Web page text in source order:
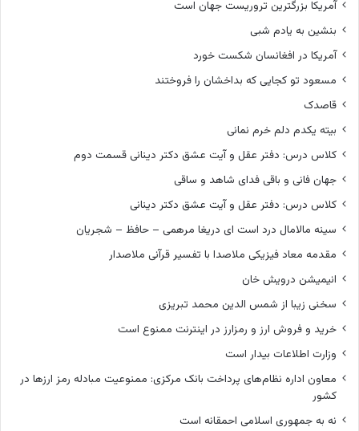
آمریکا بزرگترین تروریست جهان است
بنشین به یادم شبی
آمریکا در افغانسان شکست خورد
مسعود تو کجایی که بداخشان را فروختند
قاصدک
بیته یکدم دلم خرم نمانی
کلاس درس: دفتر عقل و آیت عشق دکتر دینانی قسمت دوم
جهان فانی و باقی فدای شاهد و ساقی
کلاس درس: دفتر عقل و آیت عشق دکتر دینانی
سینه مالامال درد است ای دریغا مرهمی – حافظ – شجریان
مقدمه معاد فیزیکی ملاصدا با تفسیر قرآنی ملاصدار
انیمیشن درویش خان
سخنی زیبا از شمس الدین محمد تبریزی
خرید و فروش ارز و رمزارز در اینترنت ممنوع است
وزارت اطلاعات بیدار است
معاون اداره نظام‌های پرداخت بانک مرکزی: ممنوعیت مبادله رمز ارزها در
کشور
نه به جمهوری اسلامی احمقانه است